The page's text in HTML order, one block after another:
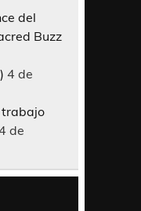
del
Buzz
4 de
trabajo
de